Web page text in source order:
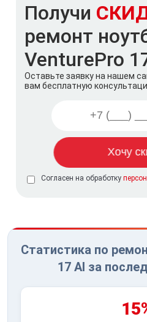
Получи
ремонт
VenturePro
Оставьте заявку на нашем
вам бесплатную
Согласен на обработку
Статистика по
17 AI за